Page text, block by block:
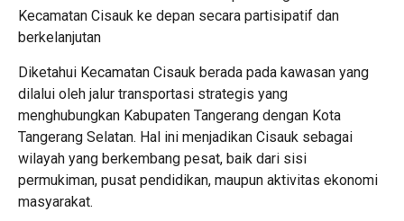
Kecamatan Cisauk ke depan secara partisipatif dan
berkelanjutan
Diketahui Kecamatan Cisauk berada pada kawasan yang
dilalui oleh jalur transportasi strategis yang
menghubungkan Kabupaten Tangerang dengan Kota
Tangerang Selatan. Hal ini menjadikan Cisauk sebagai
wilayah yang berkembang pesat, baik dari sisi
permukiman, pusat pendidikan, maupun aktivitas ekonomi
masyarakat.